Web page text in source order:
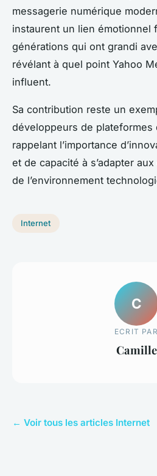
messagerie numérique
instaurent un lien émotionnel
générations qui ont grandi
révélant à quel point Yahoo
influent.
Sa contribution reste un
développeurs de plateformes
rappelant l’importance
et de capacité à s’adapter
de l’environnement
Internet
C
ECRIT PAR
Camille
← Voir tous les articles Internet